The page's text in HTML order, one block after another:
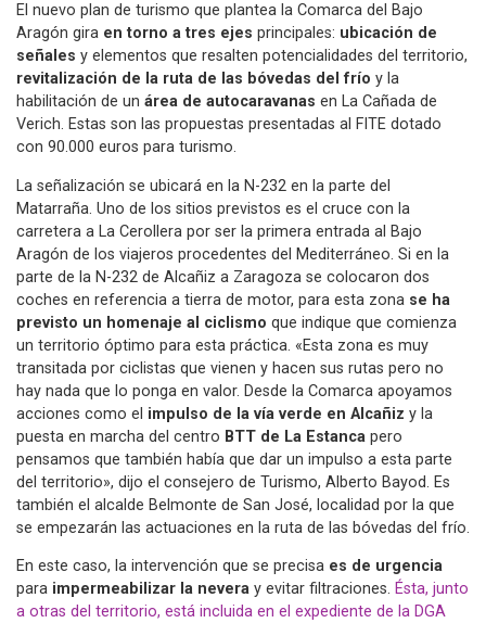
El nuevo plan de turismo que plantea la Comarca del Bajo
Aragón gira en torno a tres ejes principales: ubicación de
señales y elementos que resalten potencialidades del territorio,
revitalización de la ruta de las bóvedas del frío y la
habilitación de un área de autocaravanas en La Cañada de
Verich. Estas son las propuestas presentadas al FITE dotado
con 90.000 euros para turismo.
La señalización se ubicará en la N-232 en la parte del
Matarraña. Uno de los sitios previstos es el cruce con la
carretera a La Cerollera por ser la primera entrada al Bajo
Aragón de los viajeros procedentes del Mediterráneo. Si en la
parte de la N-232 de Alcañiz a Zaragoza se colocaron dos
coches en referencia a tierra de motor, para esta zona se ha
previsto un homenaje al ciclismo que indique que comienza
un territorio óptimo para esta práctica. «Esta zona es muy
transitada por ciclistas que vienen y hacen sus rutas pero no
hay nada que lo ponga en valor. Desde la Comarca apoyamos
acciones como el impulso de la vía verde en Alcañiz y la
puesta en marcha del centro BTT de La Estanca pero
pensamos que también había que dar un impulso a esta parte
del territorio», dijo el consejero de Turismo, Alberto Bayod. Es
también el alcalde Belmonte de San José, localidad por la que
se empezarán las actuaciones en la ruta de las bóvedas del frío.
En este caso, la intervención que se precisa es de urgencia
para impermeabilizar la nevera y evitar filtraciones. Ésta, junto
a otras del territorio, está incluida en el expediente de la DGA